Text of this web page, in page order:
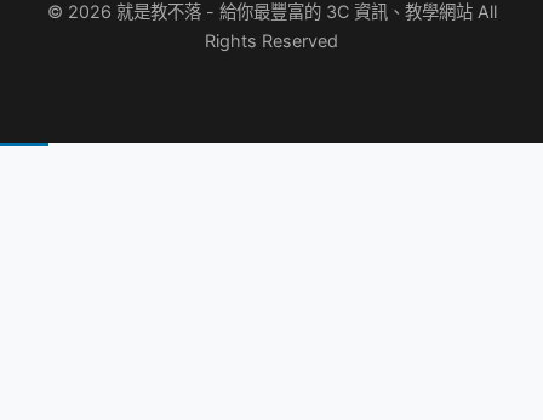
© 2026 就是教不落 - 給你最豐富的 3C 資訊、教學網站 All
Rights Reserved